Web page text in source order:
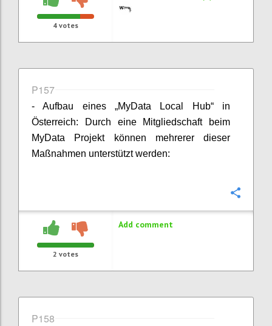
4 votes
P157
- Aufbau eines „MyData Local Hub“ in
Österreich: Durch eine Mitgliedschaft beim
MyData Projekt können mehrerer dieser
Maßnahmen unterstützt werden:
2 votes
Add comment
P158